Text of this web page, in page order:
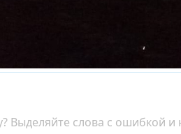
Выделяйте слова с ошибкой